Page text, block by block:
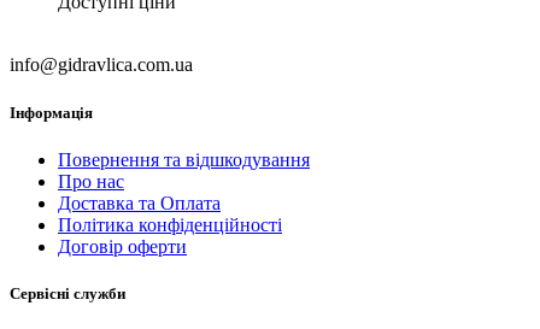
info@gidravlica.com.ua
Інформація
Повернення та відшкодування
Про нас
Доставка та Оплата
Політика конфіденційності
Договір оферти
Сервісні служби